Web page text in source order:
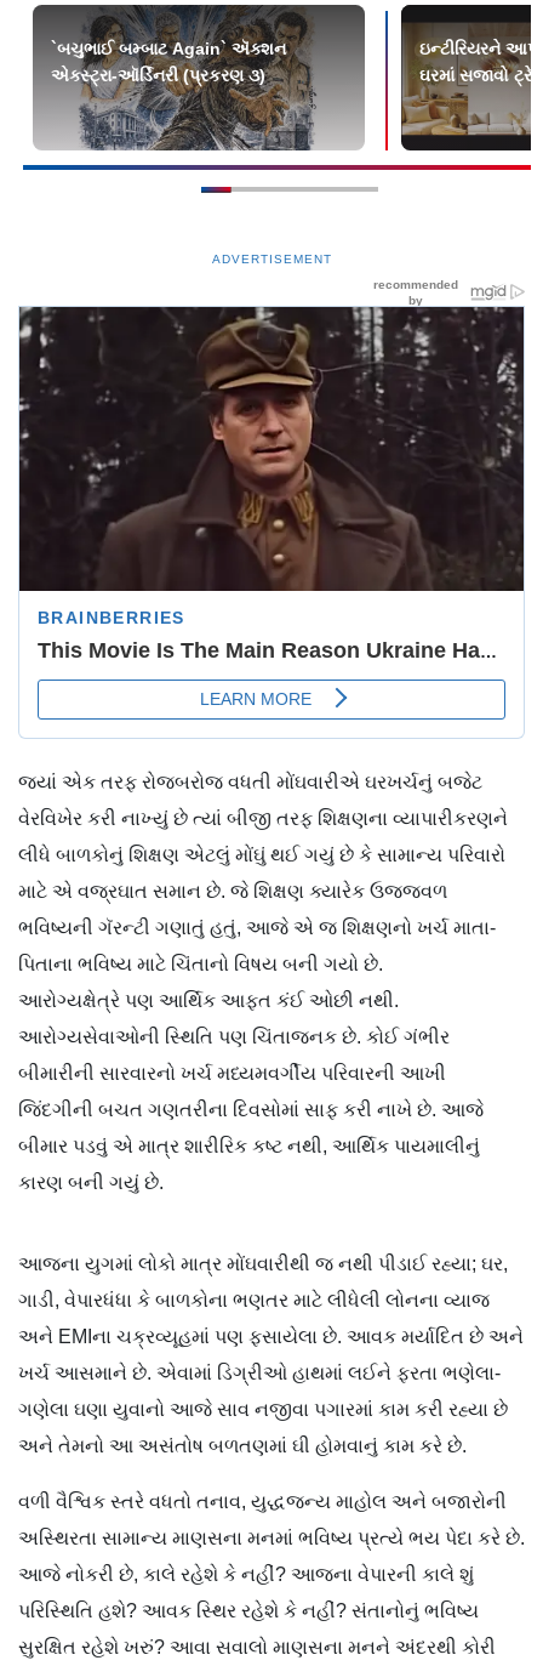
`બચુભાઈ બમ્બાટ Again` ઍક્શન
એક્સ્ટ્રા-ઑર્ડિનરી (પ્રકરણ ૩)
ઇન્ટીરિયરને
ઘરમાં સજાવો
ADVERTISEMENT
જ્યાં એક તરફ રોજબરોજ વધતી મોંઘવારીએ ઘરખર્ચનું બજેટ
વેરવિખેર કરી નાખ્યું છે ત્યાં બીજી તરફ શિક્ષણના વ્યાપારીકરણને
લીધે બાળકોનું શિક્ષણ એટલું મોંઘું થઈ ગયું છે કે સામાન્ય પરિવારો
માટે એ વજ્રઘાત સમાન છે. જે શિક્ષણ ક્યારેક ઉજ્જવળ
ભવિષ્યની ગૅરન્ટી ગણાતું હતું, આજે એ જ શિક્ષણનો ખર્ચ માતા-
પિતાના ભવિષ્ય માટે ચિંતાનો વિષય બની ગયો છે.
આરોગ્યક્ષેત્રે પણ આર્થિક આફત કંઈ ઓછી નથી.
આરોગ્યસેવાઓની સ્થિતિ પણ ચિંતાજનક છે. કોઈ ગંભીર
બીમારીની સારવારનો ખર્ચ મધ્યમવર્ગીય પરિવારની આખી
જિંદગીની બચત ગણતરીના દિવસોમાં સાફ કરી નાખે છે. આજે
બીમાર પડવું એ માત્ર શારીરિક કષ્ટ નથી, આર્થિક પાયમાલીનું
કારણ બની ગયું છે.
આજના યુગમાં લોકો માત્ર મોંઘવારીથી જ નથી પીડાઈ રહ્યા; ઘર,
ગાડી, વેપારધંધા કે બાળકોના ભણતર માટે લીધેલી લોનના વ્યાજ
અને EMIના ચક્રવ્યૂહમાં પણ ફસાયેલા છે. આવક મર્યાદિત છે અને
ખર્ચ આસમાને છે. એવામાં ડિગ્રીઓ હાથમાં લઈને ફરતા ભણેલા-
ગણેલા ઘણા યુવાનો આજે સાવ નજીવા પગારમાં કામ કરી રહ્યા છે
અને તેમનો આ અસંતોષ બળતણમાં ઘી હોમવાનું કામ કરે છે.
વળી વૈશ્વિક સ્તરે વધતો તનાવ, યુદ્ધજન્ય માહોલ અને બજારોની
અસ્થિરતા સામાન્ય માણસના મનમાં ભવિષ્ય પ્રત્યે ભય પેદા કરે છે.
આજે નોકરી છે, કાલે રહેશે કે નહીં? આજના વેપારની કાલે શું
પરિસ્થિતિ હશે? આવક સ્થિર રહેશે કે નહીં? સંતાનોનું ભવિષ્ય
સુરક્ષિત રહેશે ખરું? આવા સવાલો માણસના મનને અંદરથી કોરી